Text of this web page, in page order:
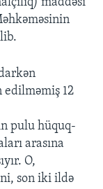
maddəsi
edilməmiş 12
pulu hüquq-
arasına
O,
son iki ildə